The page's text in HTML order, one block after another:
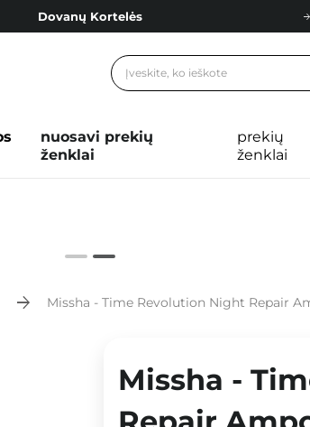
Dovanų Kortelės
pristatymas nuo 40,00 €
nuosavi prekių
ženklai
prekių
ženklai
Missha - Time Revolution Night Repair
Missha -